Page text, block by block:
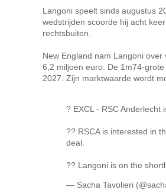
Langoni speelt sinds augustus
wedstrijden scoorde hij acht
rechtsbuiten.
New England nam Langoni
6,2 miljoen euro. De 1m74-
2027. Zijn marktwaarde wordt
? EXCL - RSC Anderlecht
?? RSCA is interested in
deal.
?? Langoni is on the
— Sacha Tavolieri